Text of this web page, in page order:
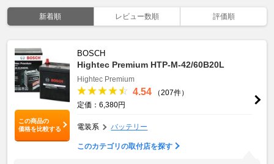
新着順 レビュー数順 評価順
この商品の
価格を比較する
BOSCH
Hightec Premium HTP-M-42/60B20L
Hightec Premium
4.54
（207件）
定価：6,380円
電装系 バッテリー
このカテゴリの取付店を探す